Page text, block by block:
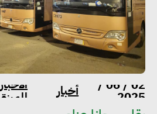
02 / 06 /
2025 أخبار الاخبار
المميزة